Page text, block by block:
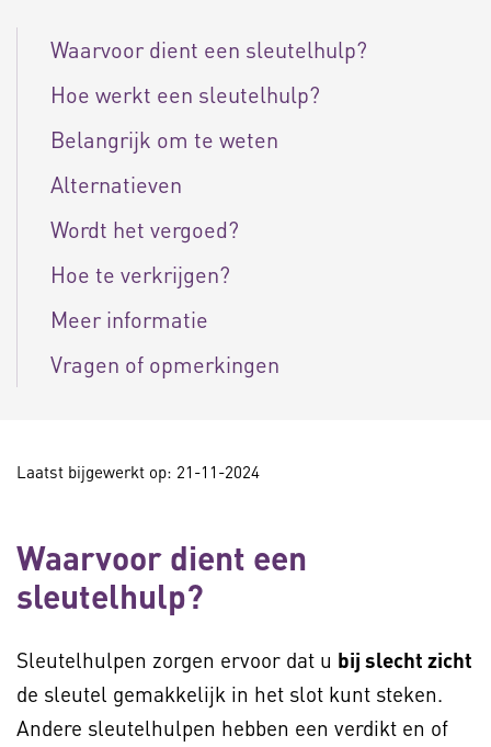
Waarvoor dient een sleutelhulp?
Hoe werkt een sleutelhulp?
Belangrijk om te weten
Alternatieven
Wordt het vergoed?
Hoe te verkrijgen?
Meer informatie
Vragen of opmerkingen
Laatst bijgewerkt op: 21-11-2024
Waarvoor dient een
sleutelhulp?
Sleutelhulpen zorgen ervoor dat u bij slecht zicht
de sleutel gemakkelijk in het slot kunt steken.
Andere sleutelhulpen hebben een verdikt en of